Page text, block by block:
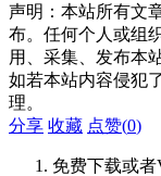
声明：本站所有文
布。任何个人或组
用、采集、发布本
如若本站内容侵犯
理。
分享 收藏 点赞(0)
免费下载或